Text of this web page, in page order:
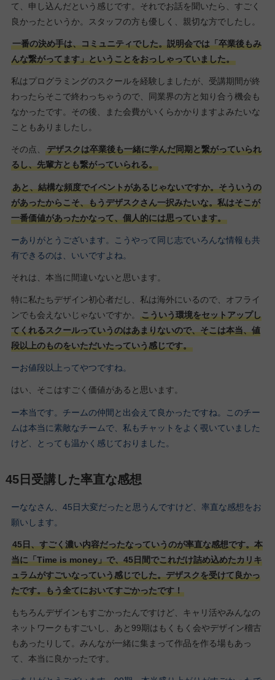
て、申し込んだという感じです。それでお話を聞いたら、すごく
良かったというか。スタッフの方も優しく、親切な方でしたし。
一番の決め手は、コミュニティでした。説明会では「卒業後もみ
んな繋がってます」ということをおっしゃっていました。
私はプログラミングのスクールを経験しましたが、受講期間が終
わったらそこで終わっちゃうので、同業界の方と知り合う機会も
なかったです。その後、また会費がいくらかかりますよみたいな
こともありましたし。
その点、
デザスクは卒業後も一緒に学んだ同期と繋がっていられ
るし、先輩方とも繋がっていられる。
あと、結構な頻度でイベントがあるじゃないですか。そういうの
があったからこそ、もうデザスクさん一択みたいな。私はそこが
一番価値があったかなって、個人的には思っています。
ーありがとうございます。こうやって同じ志でいろんな情報も共
有できるのは、いいですよね。
それは、本当に間違いないと思います。
特に私たちデザイン初心者だし、私は海外にいるので、オフライ
ンでも会えないじゃないですか。
こういう環境をセットアップし
てくれるスクールっていうのはあまりないので、そこは本当、値
段以上のものをいただいたっていう感じです。
ーお値段以上ってやつですね。
はい、そこはすごく価値があると思います。
ー本当です。チームの仲間と出会えて良かったですね。このチー
ムは本当に素敵なチームで、私もチャットをよく覗いていました
けど、とっても温かく感じておりました。
45日受講した率直な感想
ーななさん、45日大変だったと思うんですけど、率直な感想をお
願いします。
45日、すごく濃い内容だったなっていうのが率直な感想です。本
当に「Time is money」で、45日間でこれだけ詰め込めたカリキ
ュラムがすごいなっていう感じでした。デザスクを受けて良かっ
たです。もう全てにおいてすごかったです！
もちろんデザインもすごかったんですけど、キャリ活やみんなの
ネットワークもすごいし、あと99期はもくもく会やデザイン稽古
もあったりして。みんなが一緒に集まって作品を作る場もあっ
て、本当に良かったです。